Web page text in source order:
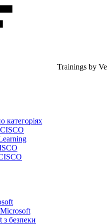
Trainings by
категоріях
Microsoft
безпеки